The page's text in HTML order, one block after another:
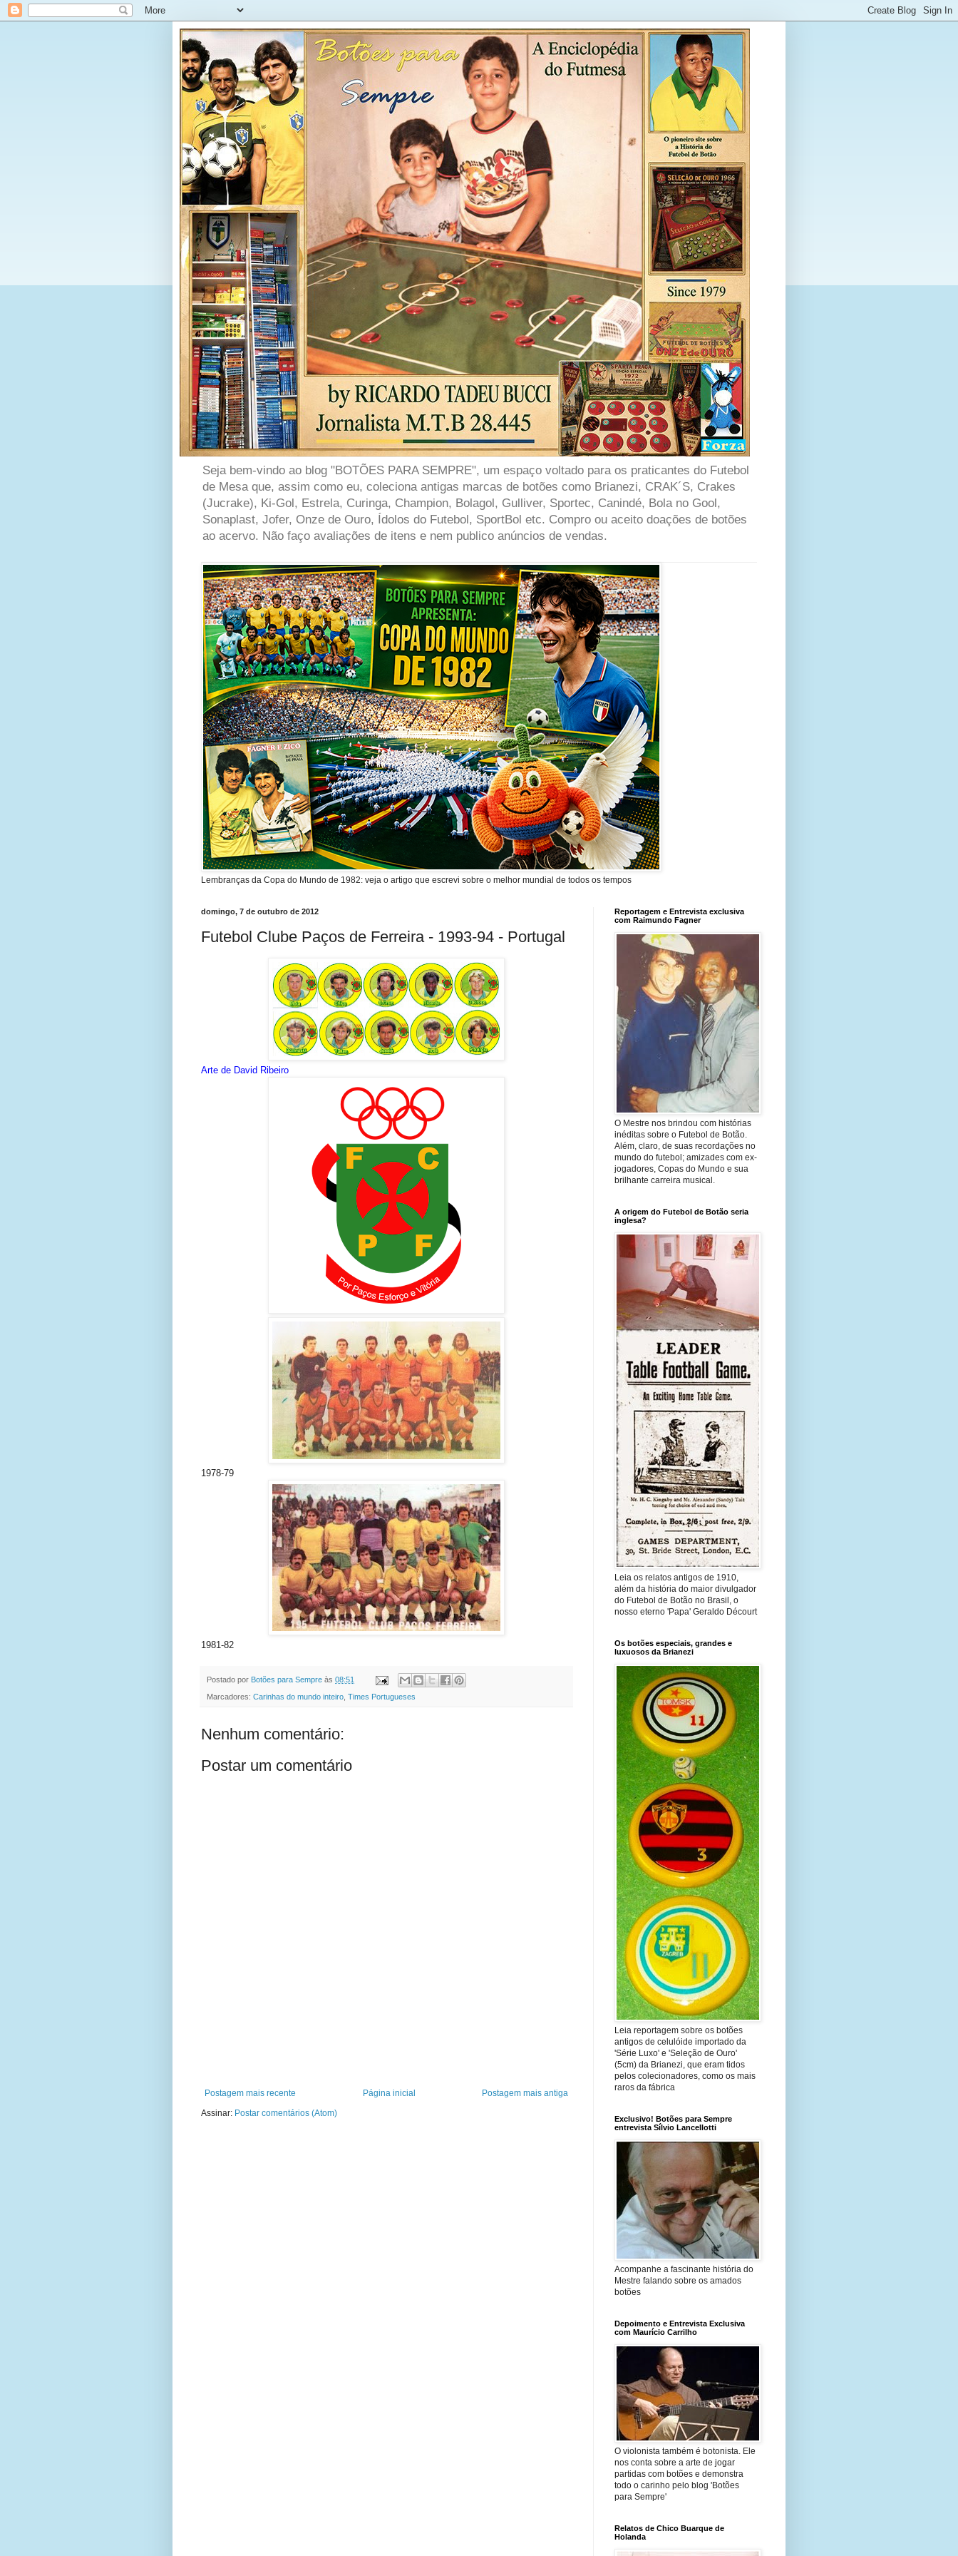
Seja bem-vindo ao blog "BOTÕES PARA SEMPRE", um espaço voltado para os praticantes do Futebol
de Mesa que, assim como eu, coleciona antigas marcas de botões como Brianezi, CRAK´S, Crakes
(Jucrake), Ki-Gol, Estrela, Curinga, Champion, Bolagol, Gulliver, Sportec, Canindé, Bola no Gool,
Sonaplast, Jofer, Onze de Ouro, Ídolos do Futebol, SportBol etc. Compro ou aceito doações de botões
ao acervo. Não faço avaliações de itens e nem publico anúncios de vendas.
Lembranças da Copa do Mundo de 1982: veja o artigo que escrevi sobre o melhor mundial de todos os tempos
domingo, 7 de outubro de 2012
Futebol Clube Paços de Ferreira - 1993-94 - Portugal
Arte de David Ribeiro
1978-79
1981-82
Postado por Botões para Sempre às 08:51
Marcadores: Carinhas do mundo inteiro, Times Portugueses
Nenhum comentário:
Postar um comentário
Postagem mais recente Postagem mais antiga
Página inicial
Assinar: Postar comentários (Atom)
Reportagem e Entrevista exclusiva
com Raimundo Fagner
O Mestre nos brindou com histórias
inéditas sobre o Futebol de Botão.
Além, claro, de suas recordações no
mundo do futebol; amizades com ex-
jogadores, Copas do Mundo e sua
brilhante carreira musical.
A origem do Futebol de Botão seria
inglesa?
Leia os relatos antigos de 1910,
além da história do maior divulgador
do Futebol de Botão no Brasil, o
nosso eterno 'Papa' Geraldo Décourt
Os botões especiais, grandes e
luxuosos da Brianezi
Leia reportagem sobre os botões
antigos de celulóide importado da
'Série Luxo' e 'Seleção de Ouro'
(5cm) da Brianezi, que eram tidos
pelos colecionadores, como os mais
raros da fábrica
Exclusivo! Botões para Sempre
entrevista Sílvio Lancellotti
Acompanhe a fascinante história do
Mestre falando sobre os amados
botões
Depoimento e Entrevista Exclusiva
com Maurício Carrilho
O violonista também é botonista. Ele
nos conta sobre a arte de jogar
partidas com botões e demonstra
todo o carinho pelo blog 'Botões
para Sempre'
Relatos de Chico Buarque de
Holanda